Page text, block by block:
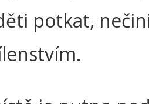
potkat,